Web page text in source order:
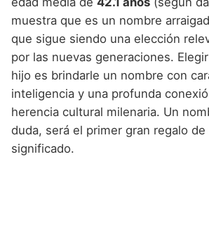
muestra que es un nombre
que sigue siendo una elección
por las nuevas generaciones.
hijo es brindarle un nombre con
inteligencia y una profunda
herencia cultural milenaria. Un
duda, será el primer gran regalo
significado.